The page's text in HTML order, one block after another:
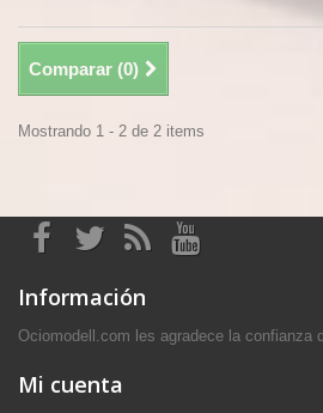
Comparar (0)
Mostrando 1 - 2 de 2 items
Información
Ociomodell.com les agradece la confianza
Mi cuenta